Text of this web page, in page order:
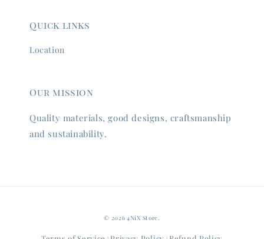
Quick links
Location
Our mission
Quality materials, good designs, craftsmanship
and sustainability.
© 2026 4NiX Store.